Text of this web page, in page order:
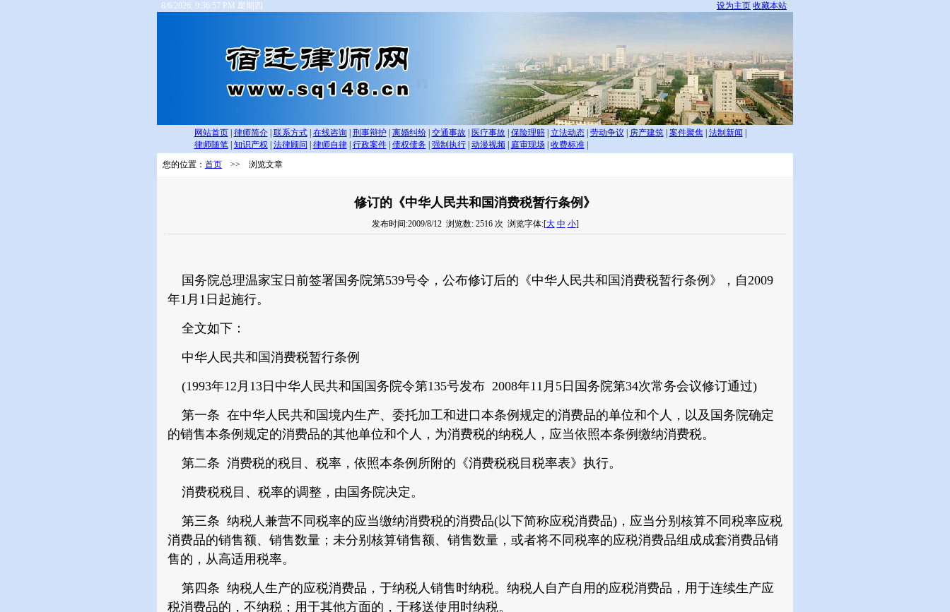
8/6/2026, 9:36:57 PM 星期四 设为主页 收藏本站
网站首页 律师简介 联系方式| 在线咨询 刑事辩护 离婚纠纷 交通事故 医疗事故 保险理赔 立法动态 劳动争议 房产建筑 案件聚焦 法制新闻
律师随笔
知识产权 法律顾问 律师自律 行政案件 债权债务 强制执行| 动漫视频| 庭审现场| 收费标准|
您的位置： 首页 >> 浏览文章
修订的《中华人民共和国消费税暂行条例》
发布时间:2009/8/12 浏览数: 2516 次 浏览字体:[大 中 小]
国务院总理温家宝日前签署国务院第539号令，公布修订后的《中华人民共和国消费税暂行条例》，自2009
年1月1日起施行。
全文如下：
中华人民共和国消费税暂行条例
(1993年12月13日中华人民共和国国务院令第135号发布 2008年11月5日国务院第34次常务会议修订通过)
第一条 在中华人民共和国境内生产、委托加工和进口本条例规定的消费品的单位和个人，以及国务院确定
的销售本条例规定的消费品的其他单位和个人，为消费税的纳税人，应当依照本条例缴纳消费税。
第二条 消费税的税目、税率，依照本条例所附的《消费税税目税率表》执行。
消费税税目、税率的调整，由国务院决定。
第三条 纳税人兼营不同税率的应当缴纳消费税的消费品(以下简称应税消费品)，应当分别核算不同税率应税
消费品的销售额、销售数量；未分别核算销售额、销售数量，或者将不同税率的应税消费品组成成套消费品销
售的，从高适用税率。
第四条 纳税人生产的应税消费品，于纳税人销售时纳税。纳税人自产自用的应税消费品，用于连续生产应
税消费品的，不纳税；用于其他方面的，于移送使用时纳税。